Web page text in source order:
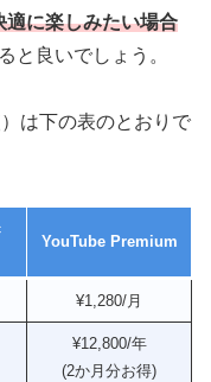
に楽しみたい場合
と良いでしょう。
は下の表のとおりで
YouTube Premium
¥1,280/月
¥12,800/年
(2か月分お得)